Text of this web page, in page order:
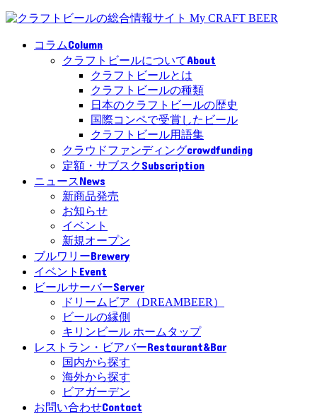
コラムColumn
クラフトビールについてAbout
クラフトビールとは
クラフトビールの種類
日本のクラフトビールの歴史
国際コンペで受賞したビール
クラフトビール用語集
クラウドファンディングcrowdfunding
定額・サブスクSubscription
ニュースNews
新商品発売
お知らせ
イベント
新規オープン
ブルワリーBrewery
イベント Event
ビールサーバーServer
ドリームビア（DREAMBEER）
ビールの縁側
キリンビール ホームタップ
レストラン・ビアバーRestaurant&Bar
国内から探す
海外から探す
ビアガーデン
お問い合わせContact